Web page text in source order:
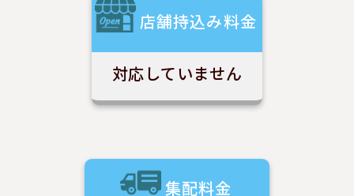
店舗持込み料金
対応していません
集配料金